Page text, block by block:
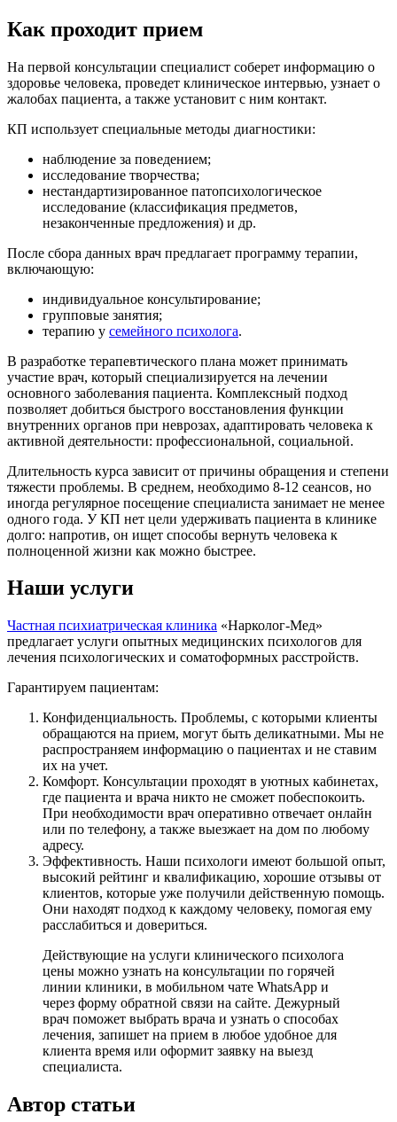
Как проходит прием
На первой консультации специалист соберет информацию о
здоровье человека, проведет клиническое интервью, узнает о
жалобах пациента, а также установит с ним контакт.
КП использует специальные методы диагностики:
наблюдение за поведением;
исследование творчества;
нестандартизированное патопсихологическое
исследование (классификация предметов,
незаконченные предложения) и др.
После сбора данных врач предлагает программу терапии,
включающую:
индивидуальное консультирование;
групповые занятия;
терапию у семейного психолога.
В разработке терапевтического плана может принимать
участие врач, который специализируется на лечении
основного заболевания пациента. Комплексный подход
позволяет добиться быстрого восстановления функции
внутренних органов при неврозах, адаптировать человека к
активной деятельности: профессиональной, социальной.
Длительность курса зависит от причины обращения и степени
тяжести проблемы. В среднем, необходимо 8-12 сеансов, но
иногда регулярное посещение специалиста занимает не менее
одного года. У КП нет цели удерживать пациента в клинике
долго: напротив, он ищет способы вернуть человека к
полноценной жизни как можно быстрее.
Наши услуги
Частная психиатрическая клиника «Нарколог-Мед»
предлагает услуги опытных медицинских психологов для
лечения психологических и соматоформных расстройств.
Гарантируем пациентам:
Конфиденциальность. Проблемы, с которыми клиенты
обращаются на прием, могут быть деликатными. Мы не
распространяем информацию о пациентах и не ставим
их на учет.
Комфорт. Консультации проходят в уютных кабинетах,
где пациента и врача никто не сможет побеспокоить.
При необходимости врач оперативно отвечает онлайн
или по телефону, а также выезжает на дом по любому
адресу.
Эффективность. Наши психологи имеют большой опыт,
высокий рейтинг и квалификацию, хорошие отзывы от
клиентов, которые уже получили действенную помощь.
Они находят подход к каждому человеку, помогая ему
расслабиться и довериться.
Действующие на услуги клинического психолога
цены можно узнать на консультации по горячей
линии клиники, в мобильном чате WhatsApp и
через форму обратной связи на сайте. Дежурный
врач поможет выбрать врача и узнать о способах
лечения, запишет на прием в любое удобное для
клиента время или оформит заявку на выезд
специалиста.
Автор статьи